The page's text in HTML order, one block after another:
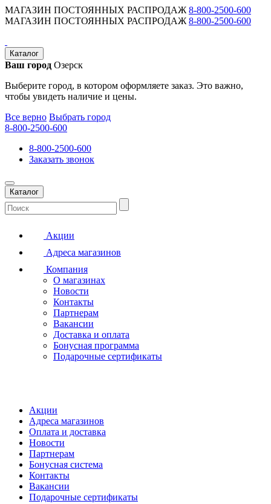
МАГАЗИН ПОСТОЯННЫХ РАСПРОДАЖ 8-800-2500-600
МАГАЗИН ПОСТОЯННЫХ РАСПРОДАЖ 8-800-2500-600
Каталог
Ваш город Озерск
Выберите город, в котором оформляете заказ. Это важно,
чтобы увидеть наличие и цены.
Все верно Выбрать город
8-800-2500-600
8-800-2500-600
Заказать звонок
Каталог
Акции
Адреса магазинов
Компания
О магазинах
Новости
Контакты
Партнерам
Вакансии
Доставка и оплата
Бонусная программа
Подарочные сертификаты
Акции
Адреса магазинов
Оплата и доставка
Новости
Партнерам
Бонусная система
Контакты
Вакансии
Подарочные сертификаты